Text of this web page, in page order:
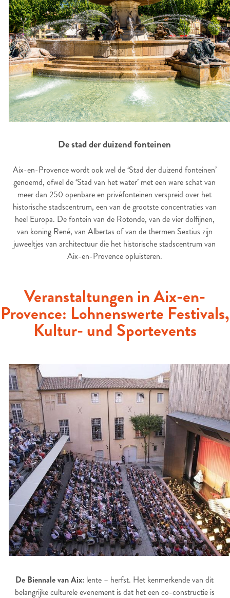
De stad der duizend fonteinen
Aix-en-Provence wordt ook wel de ‘Stad der duizend fonteinen’
genoemd, ofwel de ‘Stad van het water’ met een ware schat van
meer dan 250 openbare en privéfonteinen verspreid over het
historische stadscentrum, een van de grootste concentraties van
heel Europa. De fontein van de Rotonde, van de vier dolfijnen,
van koning René, van Albertas of van de thermen Sextius zijn
juweeltjes van architectuur die het historische stadscentrum van
Aix-en-Provence opluisteren.
Veranstaltungen in Aix-en-
Provence: Lohnenswerte Festivals,
Kultur- und Sportevents
De Biennale van Aix: lente – herfst. Het kenmerkende van dit
belangrijke culturele evenement is dat het een co-constructie is